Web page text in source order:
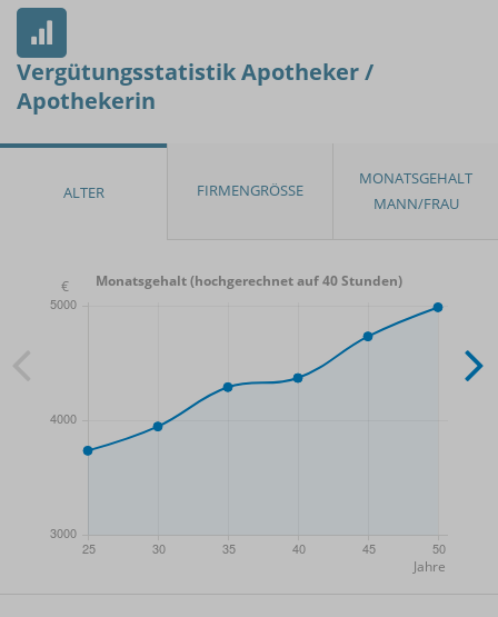
Vergütungsstatistik Apotheker /
Apothekerin
Monatsgehalt (hochgerechnet auf 40 Stunden)